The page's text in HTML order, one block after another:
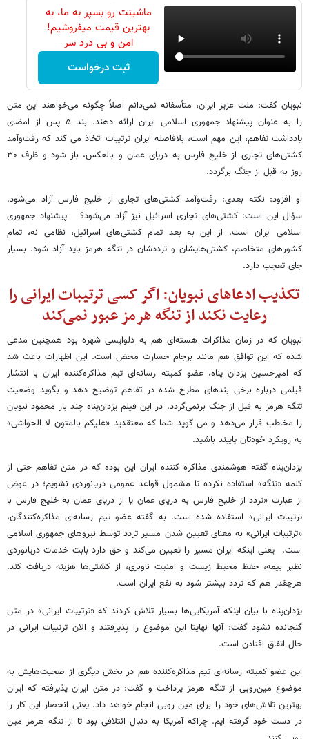
ماشینت رو بسپر به ما، به
بهترین قیمت میفروشیم!
امن و بی درد سر
ثبت درخواست
نبویان گفت: ملت عزیز ایران، متأسفانه نمی‌دانم اصلاً چگونه می‌خواهند این متن
را به عنوان پیشنهاد جمهوری اسلامی ایران ارائه دهند. بند ۵ پس از امضای
یادداشت تفاهم، این مهم است، بلافاصله ایران ترتیبات اتخاذ می کند که رفت‌وآمد
کشتی‌های تجاری از خلیج فارس به دریای عمان و بالعکس، باز شود و ظرف ۳۰
روز به قبل از جنگ برگردد.
او افزود: نکته بعدی: رفت‌وآمد کشتی‌های تجاری از خلیج فارس آزاد می‌شود.
سؤال این است: کشتی‌های تجاری اسرائیل نیز آزاد می‌شود؟ پیشنهاد جمهوری
اسلامی ایران است. از این به بعد تمام کشتی‌های اسرائیل، نظامی نه، تمام
کشورهای متخاصم، کشتی‌هایشان و ترددشان در تنگه هرمز باید آزاد شود. بسیار
جای تعجب دارد.
تکذیب ادعاهای نبویان: اگر کسی ترتیبات ایرانی را
رعایت نکند از تنگه هرمز عبور نمی‌کند
نبویان که در زمان مذاکرات هسته‌ای هم به دلواپسی شهره بود همچنین مدعی
شده که این توافق هم مانند برجام خسارت محض است. این اظهارات باعث شد
که امیرحسین یزدان پناه، عضو کمیته رسانه‌ای تیم مذاکره‌کننده ایران با انتشار
فیلمی درباره برخی بندهای مطرح شده در تفاهم توضیح دهد و بگوید وضعیت
تنگه هرمز به قبل از جنگ برنمی‌گردد. در این فیلم یزدان‌پناه چند بار محمود نبویان
را مخاطب قرار می‌دهد و می گوید شما که معتقدید «علیکم بالمتون لا الحواشی»
به رویکرد خودتان پایبند باشید.
یزدان‌پناه گفته هوشمندی مذاکره کننده ایران این بوده که در متن تفاهم حتی از
کلمه «تنگه» استفاده نکرده تا مشمول قواعد عمومی دریانوردی نشویم؛ در عوض
از عبارت «تردد از خلیج فارس به دریای عمان یا از دریای عمان به خلیج فارس با
ترتیبات ایرانی» استفاده شده است. به گفته عضو تیم رسانه‌ای مذاکره‌کنندگان،
«ترتیبات ایرانی» به معنای تعیین شدن مسیر تردد توسط نیروهای جمهوری اسلامی
است. یعنی اینکه ایران مسیر را تعیین می‌کند و حق دارد بابت خدمات دریانوردی
نظیر بیمه، حفظ محیط زیست و امنیت ناوبری، از کشتی‌ها هزینه دریافت کند.
هرچقدر هم که تردد بیشتر شود به نفع ایران است.
یزدان‌پناه با بیان اینکه آمریکایی‌ها بسیار تلاش کردند که «ترتیبات ایرانی» در متن
گنجانده نشود گفت: آنها نهایتا این موضوع را پذیرفتند و الان ترتیبات ایرانی در
حال اتفاق افتادن است.
این عضو کمیته رسانه‌ای تیم مذاکره‌کننده هم در بخش دیگری از صحبت‌هایش به
موضوع مین‌روبی از تنگه هرمز پرداخت و گفت: در متن ایران پذیرفته که ایران
بهترین تلاش‌های خود را برای مین روبی انجام خواهد داد. یعنی انحصار این کار را
در دست خود گرفته ایم. چراکه آمریکا به دنبال ائتلافی بود تا از تنگه هرمز مین